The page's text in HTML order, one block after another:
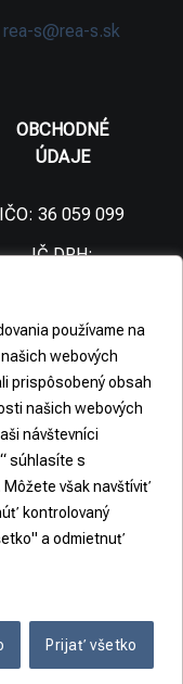
používame na
webových
prispôsobený obsah
našich webových
návštevníci
súhlasíte s
Môžete však navštíviť
kontrolovaný
a odmietnuť
Prijať všetko
rea-s@rea-s.sk
OBCHODNÉ
ÚDAJE
IČO: 36 059 099
IČ DPH:
2021733065
s.r.o.